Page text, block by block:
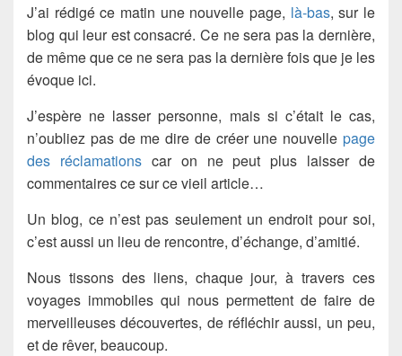
J’ai rédigé ce matin une nouvelle page, là-bas, sur le
blog qui leur est consacré. Ce ne sera pas la dernière,
de même que ce ne sera pas la dernière fois que je les
évoque ici.
J’espère ne lasser personne, mais si c’était le cas,
n’oubliez pas de me dire de créer une nouvelle page
des réclamationscar on ne peut plus laisser de
commentaires ce sur ce vieil article…
Un blog, ce n’est pas seulement un endroit pour soi,
c’est aussi un lieu de rencontre, d’échange, d’amitié.
Nous tissons des liens, chaque jour, à travers ces
voyages immobiles qui nous permettent de faire de
merveilleuses découvertes, de réfléchir aussi, un peu,
et de rêver, beaucoup.